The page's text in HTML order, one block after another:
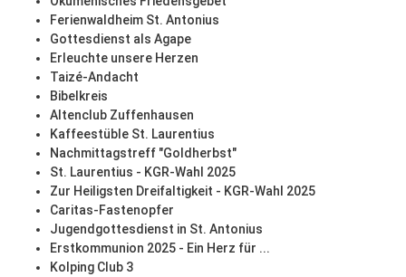
Ferienwaldheim St. Antonius
Gottesdienst als Agape
Erleuchte unsere Herzen
Taizé-Andacht
Bibelkreis
Altenclub Zuffenhausen
Kaffeestüble St. Laurentius
Nachmittagstreff "Goldherbst"
St. Laurentius - KGR-Wahl 2025
Zur Heiligsten Dreifaltigkeit - KGR-Wahl 2025
Caritas-Fastenopfer
Jugendgottesdienst in St. Antonius
Erstkommunion 2025 - Ein Herz für ...
Kolping Club 3